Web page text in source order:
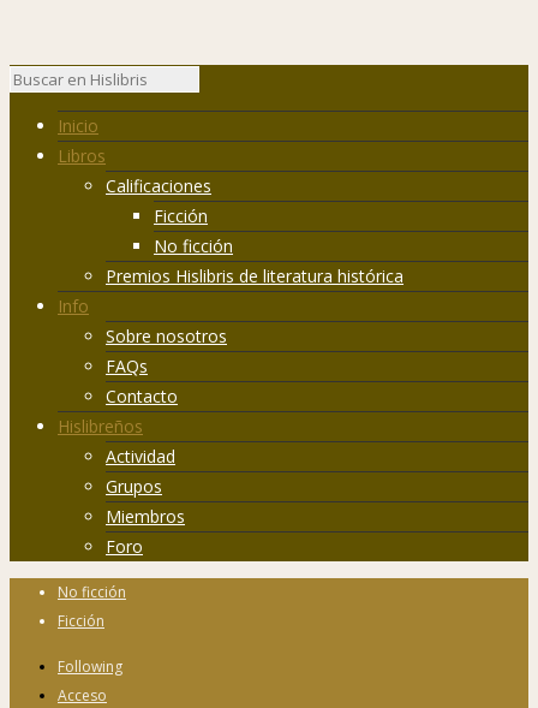
Inicio
Libros
Calificaciones
Ficción
No ficción
Premios Hislibris de literatura histórica
Info
Sobre nosotros
FAQs
Contacto
Hislibreños
Actividad
Grupos
Miembros
Foro
No ficción
Ficción
Following
Acceso